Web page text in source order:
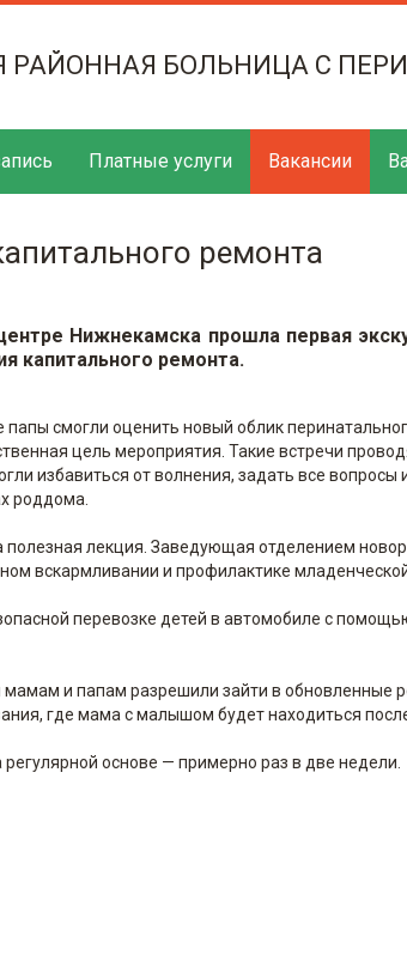
РАЙОННАЯ БОЛЬНИЦА С
Платные услуги Вакансии
ремонта
Нижнекамска прошла первая
капитального ремонта.
смогли оценить новый облик
цель мероприятия. Такие встречи
избавиться от волнения, задать все вопросы
роддома.
полезная лекция. Заведующая отделением
вскармливании и профилактике
перевозке детей в автомобиле с
и папам разрешили зайти в обновленные
где мама с малышом будет находиться
основе — примерно раз в две недели.